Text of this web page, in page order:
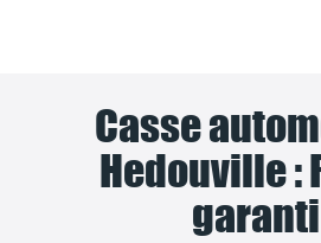
Casse
Hedouville :